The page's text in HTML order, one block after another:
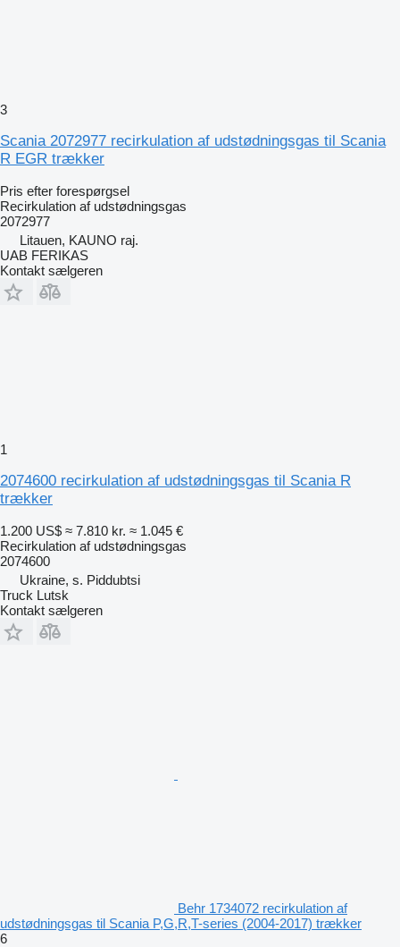
3
Scania 2072977 recirkulation af udstødningsgas til Scania
R EGR trækker
Pris efter forespørgsel
Recirkulation af udstødningsgas
2072977
Litauen, KAUNO raj.
UAB FERIKAS
Kontakt sælgeren
1
2074600 recirkulation af udstødningsgas til Scania R
trækker
1.200 US$ ≈ 7.810 kr. ≈ 1.045 €
Recirkulation af udstødningsgas
2074600
Ukraine, s. Piddubtsi
Truck Lutsk
Kontakt sælgeren
Behr 1734072 recirkulation af
udstødningsgas til Scania P,G,R,T-series (2004-2017) trækker
6